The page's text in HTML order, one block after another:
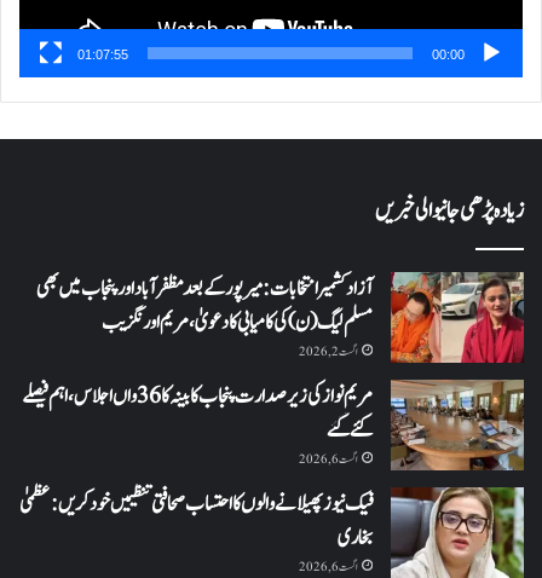
00:00
01:07:55
زیادہ پڑھی جانیوالی خبریں
آزاد کشمیر انتخابات: میرپور کے بعد مظفرآباد اور پنجاب میں بھی
مسلم لیگ (ن) کی کامیابی کا دعویٰ، مریم اورنگزیب
اگست 2, 2026
مریم نواز کی زیر صدارت پنجاب کابینہ کا 36واں اجلاس،اہم فیصلے
کئے گئے
اگست 6, 2026
فیک نیوز پھیلانے والوں کا احتساب صحافتی تنظیمیں خود کریں: عظمیٰ
بخاری
اگست 6, 2026